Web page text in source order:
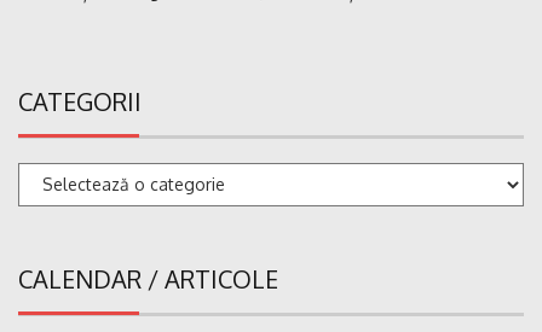
CATEGORII
Categorii
CALENDAR / ARTICOLE